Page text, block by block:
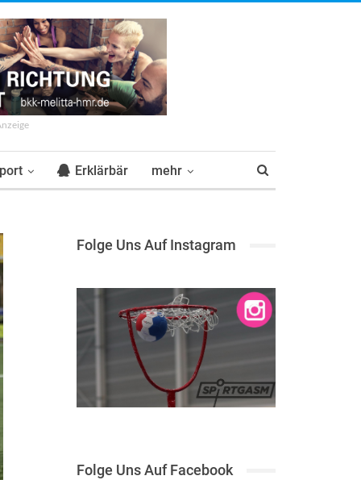
Erklärbär mehr
Folge Uns Auf Instagram
Folge Uns Auf Facebook